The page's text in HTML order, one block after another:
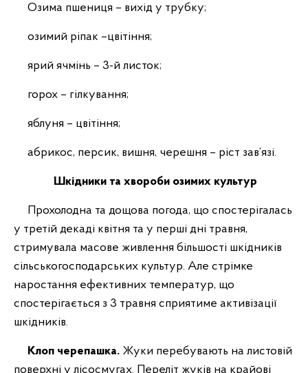
Озима пшениця – вихід у трубку;
озимий ріпак –цвітіння;
ярий ячмінь – 3-й листок;
горох – гілкування;
яблуня – цвітіння;
абрикос, персик, вишня, черешня – ріст зав’язі.
Шкідники та хвороби озимих культур
Прохолодна та дощова погода, що спостерігалась
у третій декаді квітня та у перші дні травня,
стримувала масове живлення більшості шкідників
сільськогосподарських культур. Але стрімке
наростання ефективних температур, що
спостерігається з 3 травня сприятиме активізації
шкідників.
Клоп черепашка. Жуки перебувають на листовій
поверхні у лісосмугах. Переліт жуків на крайові